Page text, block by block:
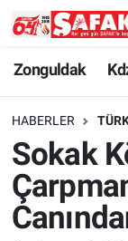
Zonguldak
HABERLER
Sokak
Zonguldak
Kdz. Ereğli
Çaycuma
Devrek
Zonguldak
Zonguldak
Zonguldak
Zonguldak